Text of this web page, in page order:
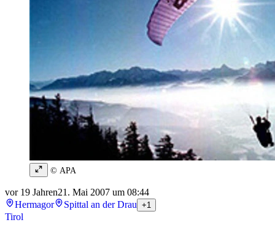
© APA
vor 19 Jahren21. Mai 2007 um 08:44
Hermagor
Spittal an der Drau +1
Tirol